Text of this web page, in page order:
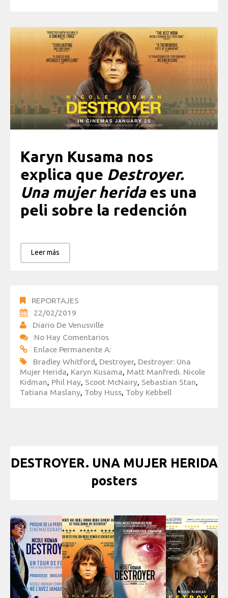
Karyn Kusama nos
explica que Destroyer.
Una mujer heridaes una
peli sobre la redención
Leer más
REPORTAJES
22/02/2019
Diario De Venusville
No Hay Comentarios
Enlace Permanente A:
Bradley Whitford, Destroyer, Destroyer: Una
Mujer Herida, Karyn Kusama, Matt Manfredi. Nicole
Kidman, Phil Hay, Scoot McNairy, Sebastian Stan,
Tatiana Maslany, Toby Huss, Toby Kebbell
DESTROYER. UNA MUJER HERIDA
posters